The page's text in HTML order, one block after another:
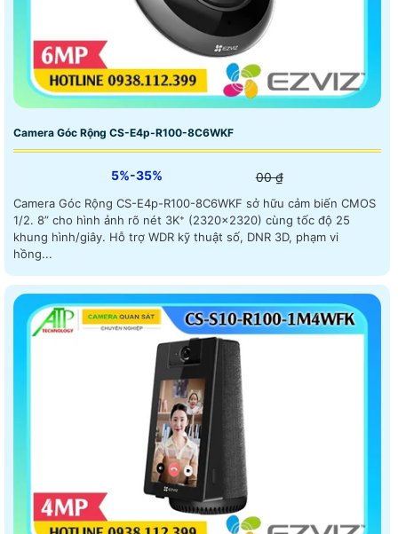
Camera Góc Rộng CS-E4p-R100-8C6WKF
5%-35% 00 ₫
Camera Góc Rộng CS-E4p-R100-8C6WKF sở hữu cảm biến CMOS
1/2. 8” cho hình ảnh rõ nét 3K⁺ (2320×2320) cùng tốc độ 25
khung hình/giây. Hỗ trợ WDR kỹ thuật số, DNR 3D, phạm vi
hồng...